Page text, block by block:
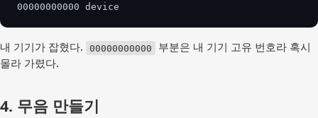
00000000000	device
내 기기가 잡혔다. 00000000000
부분은 내 기기 고유 번호라 혹시
몰라 가렸다.
4. 무음 만들기